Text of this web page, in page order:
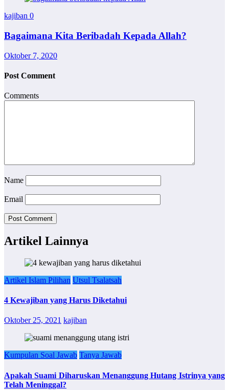
kajiban 0
Bagaimana Kita Beribadah Kepada Allah?
Oktober 7, 2020
Post Comment
Comments
Name
Email
Artikel Lainnya
Artikel Islam Pilihan Utsul Tsalatsah
4 Kewajiban yang Harus Diketahui
Oktober 25, 2021 kajiban
Kumpulan Soal Jawab Tanya Jawab
Apakah Suami Diharuskan Menanggung Hutang Istrinya yang
Telah Meninggal?